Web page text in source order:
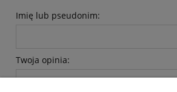
Imię lub pseudonim:
Twoja opinia: